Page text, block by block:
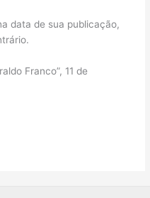
data de sua publicação,
Franco”, 11 de